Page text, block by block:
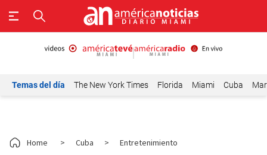
Temas del día The New York Times Florida Miami Cuba
Home > Cuba > Entretenimiento